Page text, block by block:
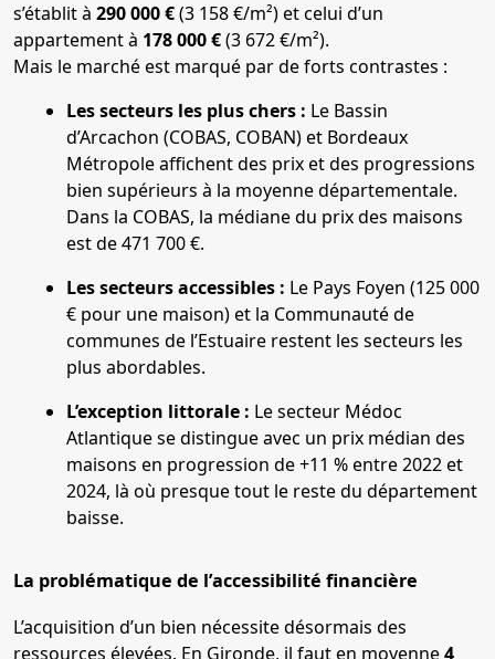
s’établit à 290 000 €(3 158 €/m²) et celui d’un
appartement à 178 000 €(3 672 €/m²).
Mais le marché est marqué par de forts contrastes :
Les secteurs les plus chers : Le Bassin
d’Arcachon (COBAS, COBAN) et Bordeaux
Métropole affichent des prix et des progressions
bien supérieurs à la moyenne départementale.
Dans la COBAS, la médiane du prix des maisons
est de 471 700 €.
Les secteurs accessibles : Le Pays Foyen (125 000
€ pour une maison) et la Communauté de
communes de l’Estuaire restent les secteurs les
plus abordables.
L’exception littorale : Le secteur Médoc
Atlantique se distingue avec un prix médian des
maisons en progression de +11 % entre 2022 et
2024, là où presque tout le reste du département
baisse.
La problématique de l’accessibilité financière
L’acquisition d’un bien nécessite désormais des
ressources élevées. En Gironde, il faut en moyenne4